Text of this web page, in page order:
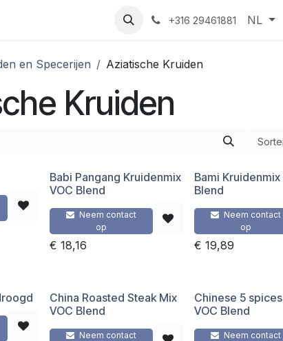
Contact +316 29461881 NL
en Specerijen Aziatische Kruiden
Kruiden
Babi Pangang Kruidenmix
VOC Blend
Neem contact
op
€18,16
Bami Kruidenmix
Blend
Neem contact
op
€19,89
China Roasted Steak Mix
VOC Blend
Neem contact
Chinese 5
VOC Blend
Neem contact